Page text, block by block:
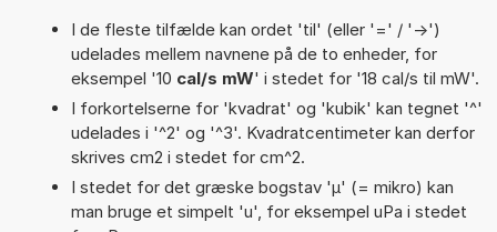
I de fleste tilfælde kan ordet 'til' (eller '=' / '->')
udelades mellem navnene på de to enheder, for
eksempel '10 cal/s mW' i stedet for '18 cal/s til mW'.
I forkortelserne for 'kvadrat' og 'kubik' kan tegnet '^'
udelades i '^2' og '^3'. Kvadratcentimeter kan derfor
skrives cm2 i stedet for cm^2.
I stedet for det græske bogstav 'µ' (= mikro) kan
man bruge et simpelt 'u', for eksempel uPa i stedet